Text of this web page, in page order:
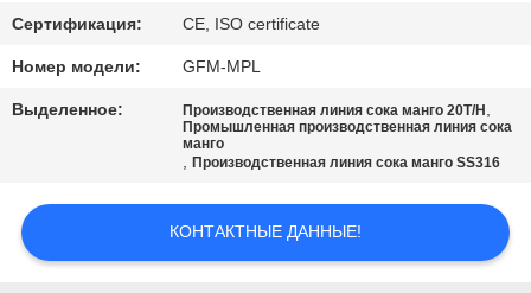
ПРОВЕРКА
КАЧЕСТВА
СВЯЖИТЕСЬ
НОВОСТИ
Сертификация: CE, ISO certificate
Номер модели: GFM-MPL
Выделенное: Производственная линия сока манго 20T/H ,
Промышленная производственная линия сока
манго
,Производственная линия сока манго SS316
КОНТАКТНЫЕ ДАННЫЕ!